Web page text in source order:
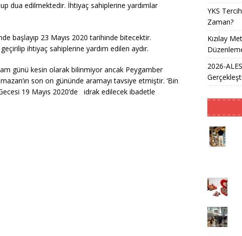
dua edilmektedir. İhtiyaç sahiplerine yardımlar
başlayıp 23 Mayıs 2020 tarihinde bitecektir.
ihtiyaç sahiplerine yardım edilen aydır.
günü kesin olarak bilinmiyor ancak Peygamber
son on gününde aramayı tavsiye etmiştir. ‘Bin
19 Mayıs 2020’de idrak edilecek ibadetle
YKS
Zaman?
Kızılay
2026-